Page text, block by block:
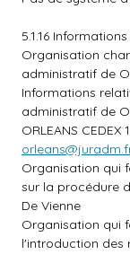
5.1.16
Organisation
administratif de
Informations
administratif de
ORLEANS
Organisation qui
sur la procédure
De Vienne
Organisation qui
l'introduction des